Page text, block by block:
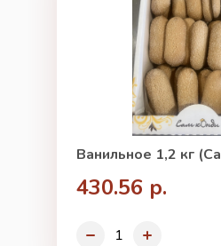
Ванильное 1,2 кг
430.56 р.